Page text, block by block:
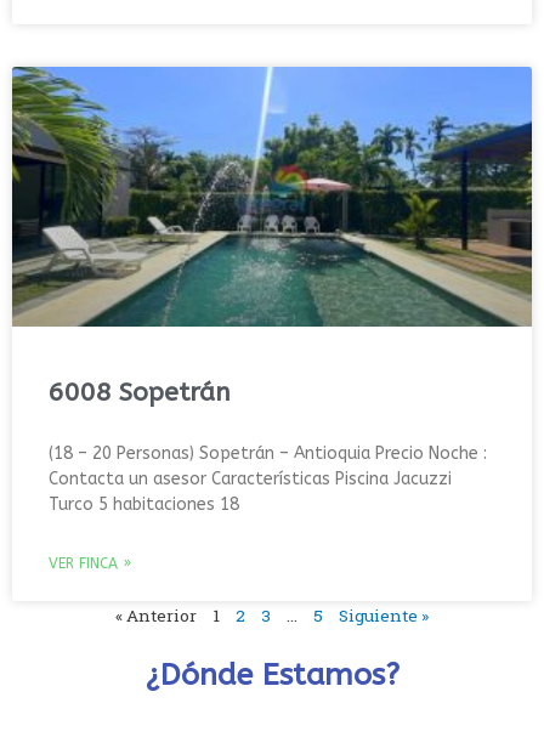
6008 Sopetrán
(18 – 20 Personas) Sopetrán – Antioquia Precio Noche :
Contacta un asesor Características Piscina Jacuzzi
Turco 5 habitaciones 18
VER FINCA »
« Anterior 1 2 3 … 5 Siguiente »
¿Dónde Estamos?